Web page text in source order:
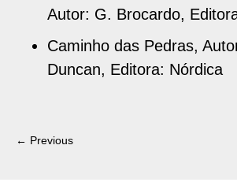
Autor: G. Brocardo,
Caminho das Pedras,
Duncan, Editora: Nórdica
← Previous